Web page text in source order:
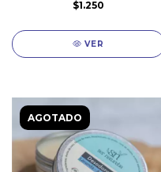
$1.250
VER
AGOTADO